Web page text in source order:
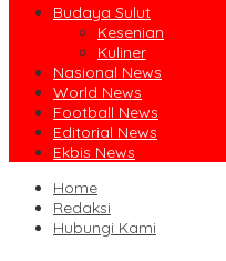
Budaya Sulut
Kesenian
Kuliner
Nasional News
World News
Football News
Editorial News
Ekbis News
Home
Redaksi
Hubungi Kami